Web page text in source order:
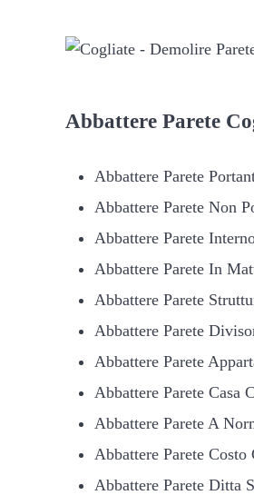
Abbattere Parete
Abbattere Parete
Abbattere Parete Non
Abbattere Parete
Abbattere Parete In
Abbattere Parete
Abbattere Parete
Abbattere Parete
Abbattere Parete Casa
Abbattere Parete A
Abbattere Parete Costo
Abbattere Parete Ditta